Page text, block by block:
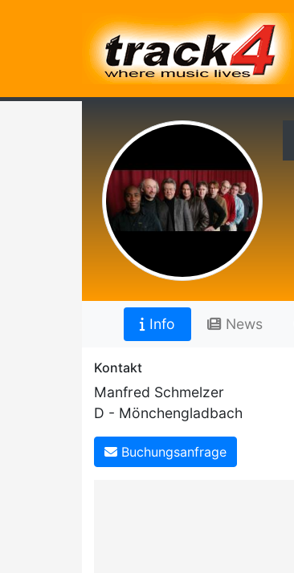
Info News
Kontakt
Manfred Schmelzer
D - Mönchengladbach
Buchungsanfrage